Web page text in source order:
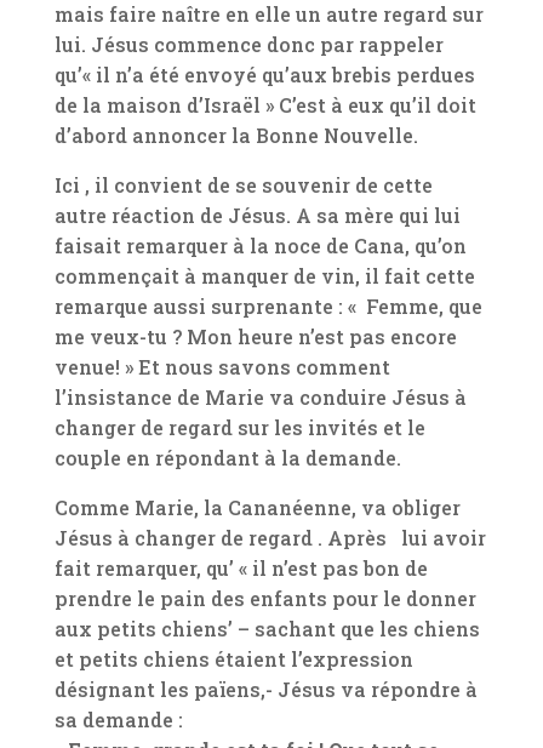
mais faire naître en elle un autre regard sur
lui. Jésus commence donc par rappeler
qu’« il n’a été envoyé qu’aux brebis perdues
de la maison d’Israël » C’est à eux qu’il doit
d’abord annoncer la Bonne Nouvelle.
Ici , il convient de se souvenir de cette
autre réaction de Jésus. A sa mère qui lui
faisait remarquer à la noce de Cana, qu’on
commençait à manquer de vin, il fait cette
remarque aussi surprenante : « Femme, que
me veux-tu ? Mon heure n’est pas encore
venue! » Et nous savons comment
l’insistance de Marie va conduire Jésus à
changer de regard sur les invités et le
couple en répondant à la demande.
Comme Marie, la Cananéenne, va obliger
Jésus à changer de regard . Après lui avoir
fait remarquer, qu’ « il n’est pas bon de
prendre le pain des enfants pour le donner
aux petits chiens’ – sachant que les chiens
et petits chiens étaient l’expression
désignant les païens,- Jésus va répondre à
sa demande :